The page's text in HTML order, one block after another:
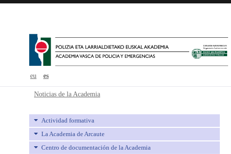
eu es
Noticias de la Academia - avpe
Noticias de la Academia
Actividad formativa
La Academia de Arcaute
Centro de documentación de la Academia